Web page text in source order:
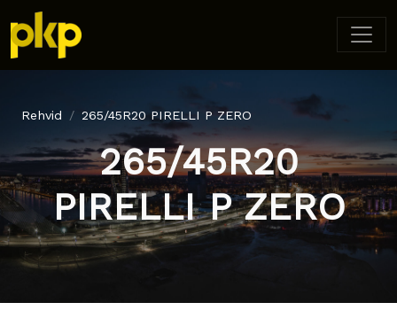
Rehvid 265/45R20 PIRELLI P ZERO
265/45R20
PIRELLI P ZERO